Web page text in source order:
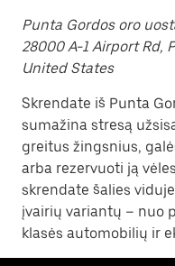
Punta Gordos oro
28000 A-1 Airport Rd,
United States
Skrendate iš Punta
sumažina stresą
greitus žingsnius,
arba rezervuoti ją
skrendate šalies
įvairių variantų – nuo
klasės automobilių ir